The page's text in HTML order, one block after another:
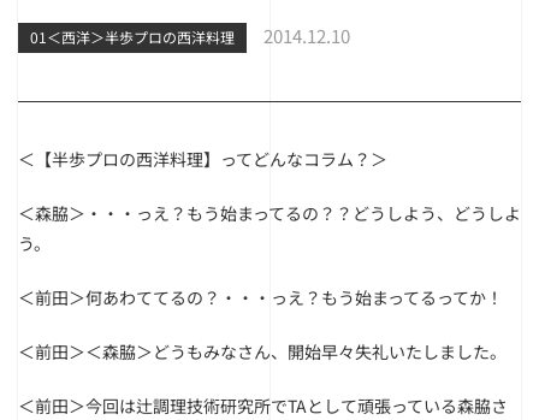
01＜西洋＞半歩プロの西洋料理 2014.12.10
＜【半歩プロの西洋料理】ってどんなコラム？＞
＜森脇＞・・・っえ？もう始まってるの？？どうしよう、どうしよ
う。
＜前田＞何あわててるの？・・・っえ？もう始まってるってか！
＜前田＞＜森脇＞どうもみなさん、開始早々失礼いたしました。
＜前田＞今回は辻調理技術研究所でTAとして頑張っている森脇さ